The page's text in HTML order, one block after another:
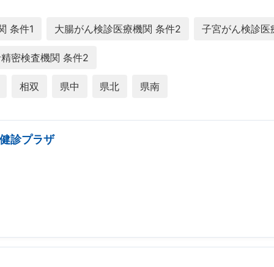
条件1 大腸がん検診医療機関 条件2 子宮がん検診医
密検査機関 条件2
相双 県中 県北 県南
診プラザ